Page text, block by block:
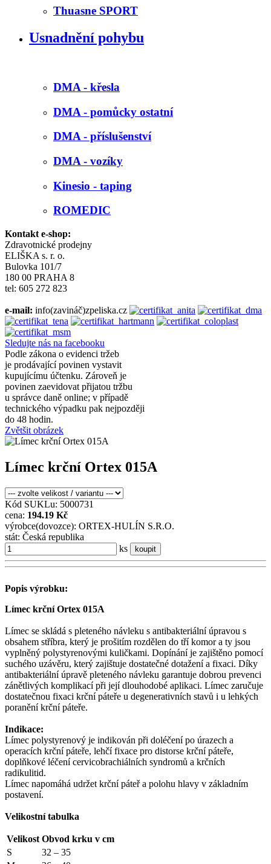
Thuasne SPORT
Usnadnění pohybu
DMA - křesla
DMA - pomůcky ostatní
DMA - příslušenství
DMA - vozíky
Kinesio - taping
ROMEDIC
Kontakt e-shop:
Zdravotnické prodejny
ELIŠKA s. r. o.
Bulovka 101/7
180 00 PRAHA 8
tel: 605 272 823
e-mail: info(zavináč)zpeliska.cz
Sledujte nás na facebooku
Podle zákona o evidenci tržeb
je prodávající povinen vystavit
kupujícímu účtenku. Zároveň je
povinen zaevidovat přijatou tržbu
u správce daně online; v případě
technického výpadku pak nejpozději
do 48 hodin.
Zvětšit obrázek
Límec krční Ortex 015A
Kód SUKLu: 5000731
cena: 194.19 Kč
výrobce(dovozce): ORTEX-HULÍN S.R.O.
stát: Česká republika
ks
koupit
Popis výrobku:
Límec krční Ortex 015A
Límec se skládá s pleteného návleku s antibakteriální úpravou s
obsahem stříbra, který je prošitím rozdělen do tří komor a ty jsou
vyplněný polystyrenovými kuličkami. Dopínání je zajištěno pomocí
suchého uzávěru, který zajištuje dostatečné dotažení a fixaci. Díky
antibakteriální úpravě pleteného návleku garantuje dobrou prevenci
zánětlivých komplikací při její dlouhodobé aplikaci. Límec zaručuje
dostatečnou fixaci krční páteře u degenerativních stavů i u lehkých
poranění krční páteře.
Indikace:
Límec polystyrenový je indikován při doléčení po úrazech a
operacích krční páteře, lehčí fixace pro distorse krční páteře,
doplňkové léčení cervicobrachiálních syndromů a krčních
radikulitid.
Límec napomáhá udržet krční páteř a polohu hlavy v základním
postavení.
Velikostní tabulka
Velikost Obvod krku v cm
S
32 – 35